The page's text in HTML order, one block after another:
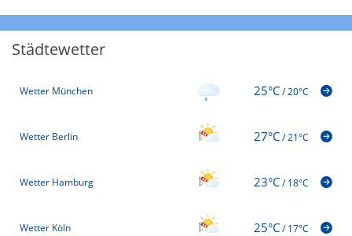
Städtewetter
Wetter München 25°C/20°C
Wetter Berlin 27°C/21°C
Wetter Hamburg 23°C/18°C
Wetter Köln 25°C/17°C